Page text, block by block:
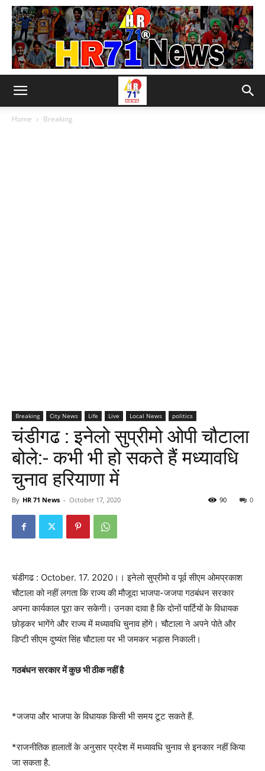
Home Breaking
Breaking City News Life Live Local News politics
चंडीगढ : इनेलो सुप्रीमो ओपी चौटाला
बोले:- कभी भी हो सकते हैं मध्यावधि
चुनाव हरियाणा में
By HR 71 News - October 17, 2020 0
90
चंडीगढ : October. 17. 2020।। इनेलो सुप्रीमो व पूर्व सीएम ओमप्रकाश
चौटाला को नहीं लगता कि राज्य की मौजूदा भाजपा-जजपा गठबंधन सरकार
अपना कार्यकाल पूरा कर सकेगी। उनका दावा है कि दोनों पार्टियों के विधायक
छोड़कर भागेंगे और राज्य में मध्यावधि चुनाव होंगे। चौटाला ने अपने पोते और
डिप्टी सीएम दुष्यंत सिंह चौटाला पर भी जमकर भड़ास निकाली।
गठबंधन सरकार में कुछ भी ठीक नहीं है
*जजपा और भाजपा के विधायक किसी भी समय टूट सकते हैं.
*राजनीतिक हालातों के अनुसार प्रदेश में मध्यावधि चुनाव से इनकार नहीं किया
जा सकता है.